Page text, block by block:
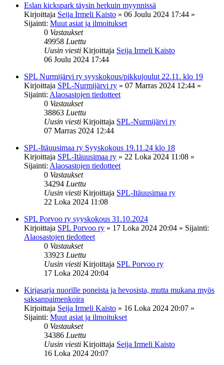
Eslan kickspark täysin herkuin myynnissä
Kirjoittaja Seija Irmeli Kaisto » 06 Joulu 2024 17:44 »
Sijainti: Muut asiat ja ilmoitukset
0 Vastaukset
49958 Luettu
Uusin viesti Kirjoittaja Seija Irmeli Kaisto
06 Joulu 2024 17:44
SPL Nurmijärvi ry syyskokous/pikkujoulut 22.11. klo 19
Kirjoittaja SPL-Nurmijärvi ry » 07 Marras 2024 12:44 »
Sijainti: Alaosastojen tiedotteet
0 Vastaukset
38863 Luettu
Uusin viesti Kirjoittaja SPL-Nurmijärvi ry
07 Marras 2024 12:44
SPL-Itäuusimaa ry Syyskokous 19.11.24 klo 18
Kirjoittaja SPL-Itäuusimaa ry » 22 Loka 2024 11:08 »
Sijainti: Alaosastojen tiedotteet
0 Vastaukset
34294 Luettu
Uusin viesti Kirjoittaja SPL-Itäuusimaa ry
22 Loka 2024 11:08
SPL Porvoo ry syyskokous 31.10.2024
Kirjoittaja SPL Porvoo ry » 17 Loka 2024 20:04 » Sijainti:
Alaosastojen tiedotteet
0 Vastaukset
33923 Luettu
Uusin viesti Kirjoittaja SPL Porvoo ry
17 Loka 2024 20:04
Kirjasarja nuorille poneista ja hevosista, mutta mukana myös
saksanpaimenkoira
Kirjoittaja Seija Irmeli Kaisto » 16 Loka 2024 20:07 »
Sijainti: Muut asiat ja ilmoitukset
0 Vastaukset
34386 Luettu
Uusin viesti Kirjoittaja Seija Irmeli Kaisto
16 Loka 2024 20:07